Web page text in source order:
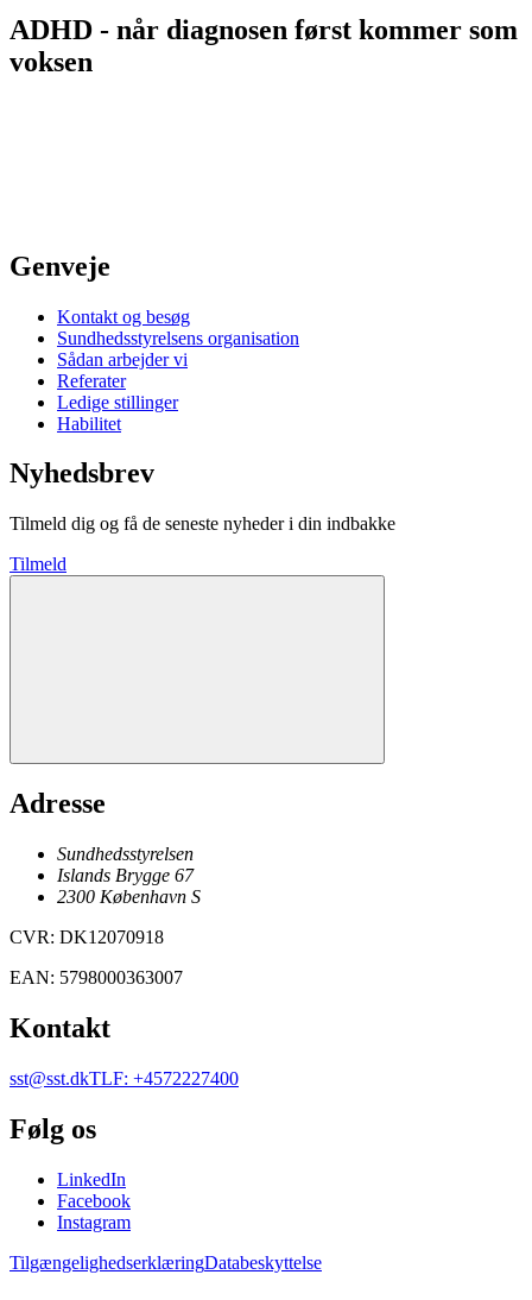
ADHD - når diagnosen først kommer som
voksen
Genveje
Kontakt og besøg
Sundhedsstyrelsens organisation
Sådan arbejder vi
Referater
Ledige stillinger
Habilitet
Nyhedsbrev
Tilmeld dig og få de seneste nyheder i din indbakke
Tilmeld
Adresse
Sundhedsstyrelsen
Islands Brygge 67
2300 København S
CVR: DK12070918
EAN: 5798000363007
Kontakt
sst@sst.dkTLF: +4572227400
Følg os
LinkedIn
Facebook
Instagram
TilgængelighedserklæringDatabeskyttelse